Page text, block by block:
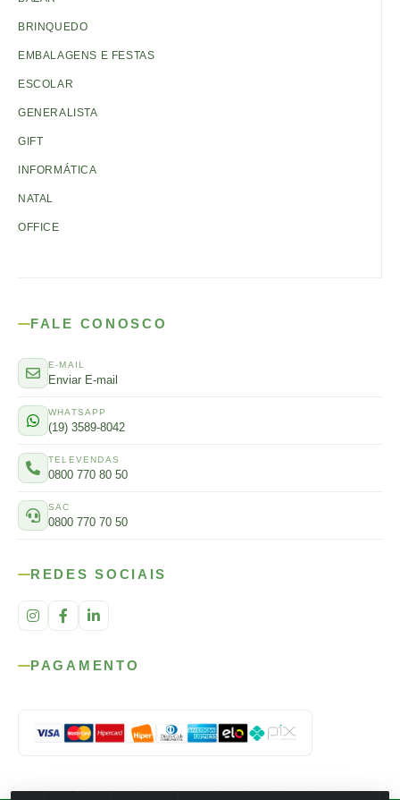
BRINQUEDO
EMBALAGENS E FESTAS
ESCOLAR
GENERALISTA
GIFT
INFORMÁTICA
NATAL
OFFICE
FALE CONOSCO
E-MAIL
Enviar E-mail
WHATSAPP
(19) 3589-8042
TELEVENDAS
0800 770 80 50
SAC
0800 770 70 50
REDES SOCIAIS
PAGAMENTO